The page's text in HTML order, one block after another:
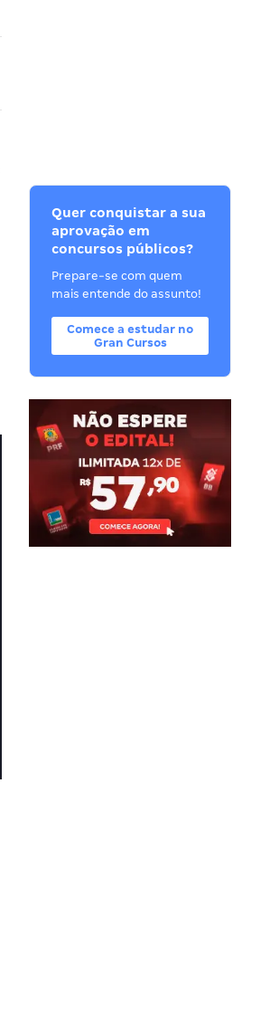
Quer conquistar a sua
aprovação em
concursos públicos?
Prepare-se com quem
mais entende do assunto!
Comece a estudar no
Gran Cursos